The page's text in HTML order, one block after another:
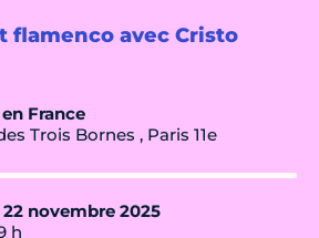
flamenco avec Cristo
France
Trois Bornes , Paris 11e
novembre 2025
h